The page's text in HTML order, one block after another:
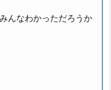
んなわかっただろうか